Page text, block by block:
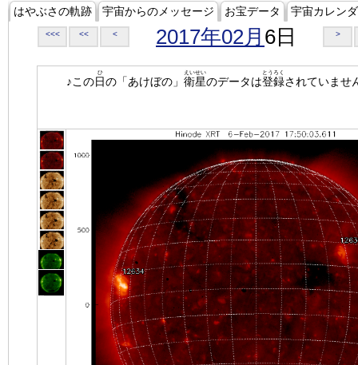
はやぶさの軌跡 宇宙からのメッセージ お宝データ 宇宙カレン
<<< << < 2017年02月 6日 >
♪この日
ひ
の「あけぼの」 衛星
えいせい
のデータは登録
とうろく
されていませ